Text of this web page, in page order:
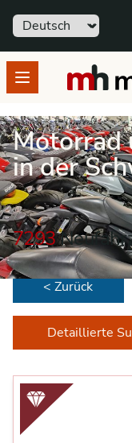
Sprache
Open menu
Motorrad
in der
7293
< Zurück
Detaillierte